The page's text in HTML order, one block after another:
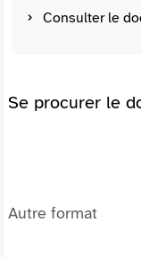
Consulter le
Se procurer le
Autre format